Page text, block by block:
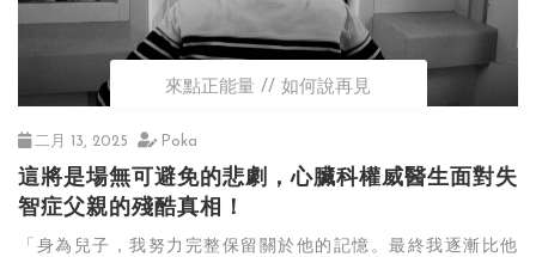
來點正能量 如何說再見
二月 13, 2025 Poka
這將是場無可避免的悲劇，心臟科權威醫生面對失
智症父親的殘酷真相！
「身為兒子，我努力完整保留關於他的記憶。最終我逐漸比他